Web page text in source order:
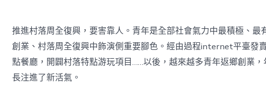
產
復
興
注
進
推進村落周全復興，要害靠人。青年是全部社會氣力中最積極、最
創業、村落周全復興中飾演側重要腳色。經由過程internet平臺發
點餐廳，開闢村落特點游玩項目……以後，越來越多青年返鄉創業
長注進了新活氣。